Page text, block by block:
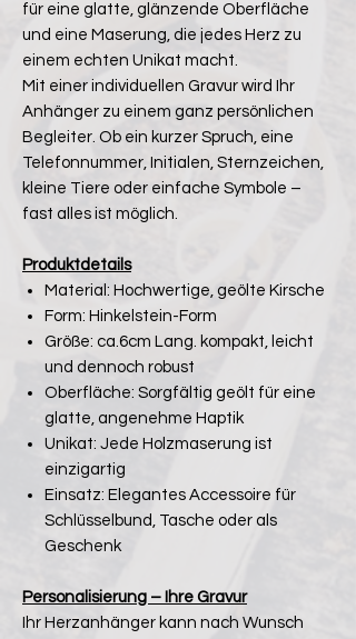
für eine glatte, glänzende Oberfläche
und eine Maserung, die jedes Herz zu
einem echten Unikat macht.
Mit einer individuellen Gravur wird Ihr
Anhänger zu einem ganz persönlichen
Begleiter. Ob ein kurzer Spruch, eine
Telefonnummer, Initialen, Sternzeichen,
kleine Tiere oder einfache Symbole –
fast alles ist möglich.
Produktdetails
Material: Hochwertige, geölte Kirsche
Form: Hinkelstein-Form
Größe: ca.6cm Lang. kompakt, leicht
und dennoch robust
Oberfläche: Sorgfältig geölt für eine
glatte, angenehme Haptik
Unikat: Jede Holzmaserung ist
einzigartig
Einsatz: Elegantes Accessoire für
Schlüsselbund, Tasche oder als
Geschenk
Personalisierung – Ihre Gravur
Ihr Herzanhänger kann nach Wunsch